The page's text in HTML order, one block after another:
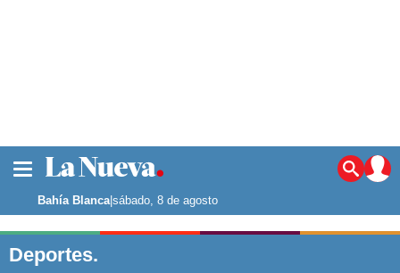
Noticias
La ciudad
Punta Alta
Bahía Blanca|sábado, 8 de agosto
Deportes.